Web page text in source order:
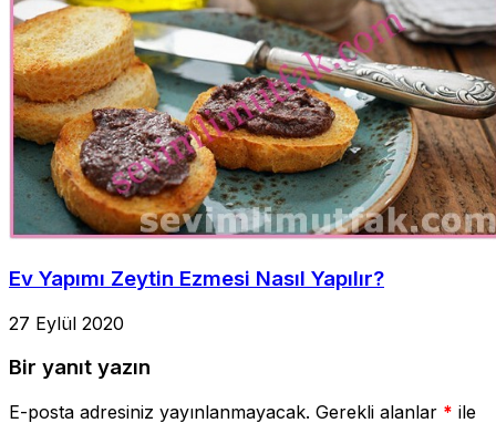
Ev Yapımı Zeytin Ezmesi Nasıl Yapılır?
27 Eylül 2020
Bir yanıt yazın
E-posta adresiniz yayınlanmayacak. Gerekli alanlar * ile